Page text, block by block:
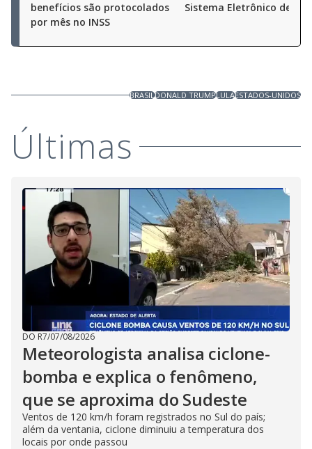
benefícios são protocolados
por mês no INSS
Sistema Eletrônico de
BRASILDONALD TRUMPLULAESTADOS-UNIDOS
Últimas
DO R7/07/08/2026
Meteorologista analisa ciclone-
bomba e explica o fenômeno,
que se aproxima do Sudeste
Ventos de 120 km/h foram registrados no Sul do país;
além da ventania, ciclone diminuiu a temperatura dos
locais por onde passou